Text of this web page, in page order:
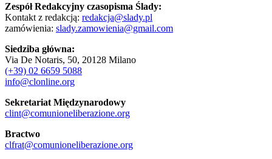
Zespół Redakcyjny czasopisma Ślady:
Kontakt z redakcją: redakcja@slady.pl
zamówienia: slady.zamowienia@gmail.com
Siedziba główna:
Via De Notaris, 50, 20128 Milano
(+39) 02 6659 5088
info@clonline.org
Sekretariat Międzynarodowy
clint@comunioneliberazione.org
Bractwo
clfrat@comunioneliberazione.org